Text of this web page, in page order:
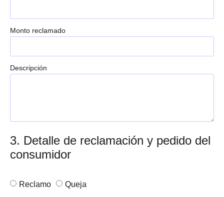
Monto reclamado
Descripción
3. Detalle de reclamación y pedido del
consumidor
Reclamo Queja